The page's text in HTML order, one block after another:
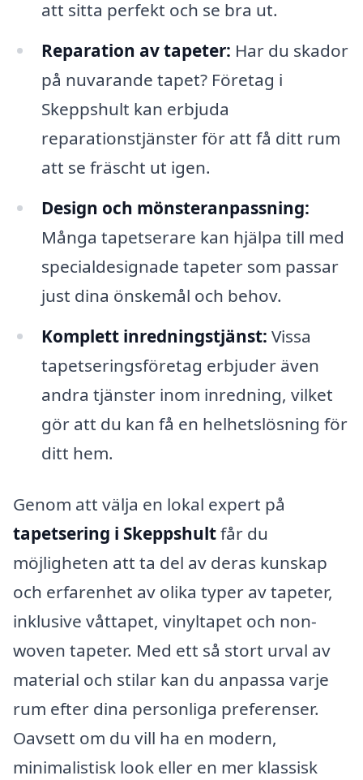
att sitta perfekt och se bra ut.
Reparation av tapeter: Har du skador
på nuvarande tapet? Företag i
Skeppshult kan erbjuda
reparationstjänster för att få ditt rum
att se fräscht ut igen.
Design och mönsteranpassning:
Många tapetserare kan hjälpa till med
specialdesignade tapeter som passar
just dina önskemål och behov.
Komplett inredningstjänst: Vissa
tapetseringsföretag erbjuder även
andra tjänster inom inredning, vilket
gör att du kan få en helhetslösning för
ditt hem.
Genom att välja en lokal expert på
tapetsering i Skeppshultfår du
möjligheten att ta del av deras kunskap
och erfarenhet av olika typer av tapeter,
inklusive våttapet, vinyltapet och non-
woven tapeter. Med ett så stort urval av
material och stilar kan du anpassa varje
rum efter dina personliga preferenser.
Oavsett om du vill ha en modern,
minimalistisk look eller en mer klassisk